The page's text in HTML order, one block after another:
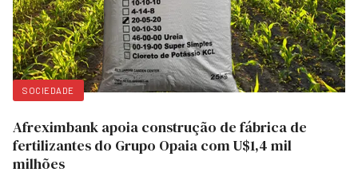
SOCIEDADE
Afreximbank apoia construção de fábrica de
fertilizantes do Grupo Opaia com U$1,4 mil
milhões